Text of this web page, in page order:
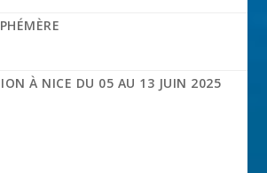
À NICE DU 05 AU 13 JUIN 2025